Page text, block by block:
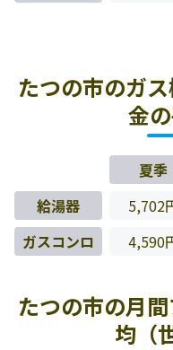
たつの市のガ
金
夏季
給湯器
5,702
ガスコンロ
4,590
たつの市の月
均（